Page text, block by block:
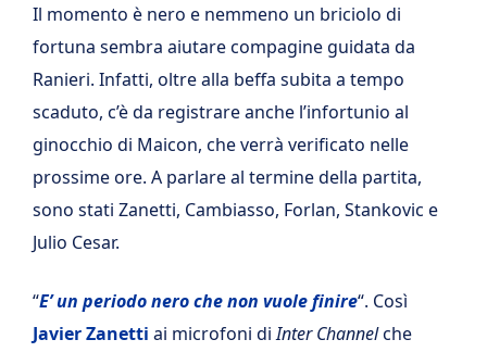
Il momento è nero e nemmeno un briciolo di
fortuna sembra aiutare compagine guidata da
Ranieri. Infatti, oltre alla beffa subita a tempo
scaduto, c’è da registrare anche l’infortunio al
ginocchio di Maicon, che verrà verificato nelle
prossime ore. A parlare al termine della partita,
sono stati Zanetti, Cambiasso, Forlan, Stankovic e
Julio Cesar.
“E’ un periodo nero che non vuole finire“. Così
Javier Zanetti ai microfoni diInter Channelche